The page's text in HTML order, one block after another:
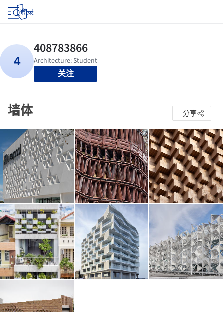
登录
关注
墙体 分享